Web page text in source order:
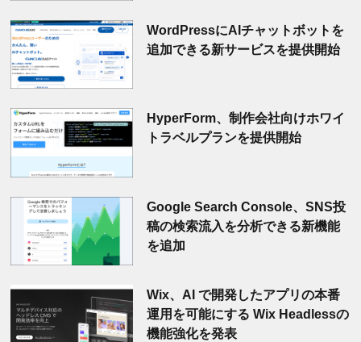
WordPressにAIチャットボットを
追加できる新サービスを提供開始
HyperForm、制作会社向けホワイ
トラベルプランを提供開始
Google Search Console、SNS投
稿の検索流入を分析できる新機能
を追加
Wix、AI で開発したアプリの本番
運用を可能にする Wix Headlessの
機能強化を発表